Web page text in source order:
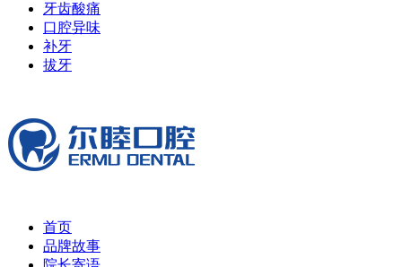
牙齿酸痛
口腔异味
补牙
拔牙
首页
品牌故事